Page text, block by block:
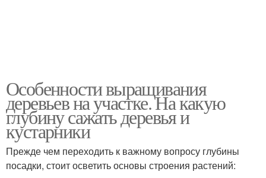
Особенности выращивания
деревьев на участке. На какую
глубину сажать деревья и
кустарники
Прежде чем переходить к важному вопросу глубины
посадки, стоит осветить основы строения растений: